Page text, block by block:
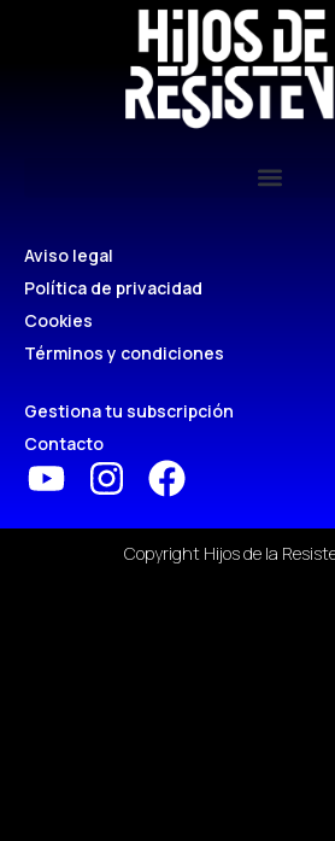
Aviso legal
Política de privacidad
Cookies
Términos y condiciones
Gestiona tu subscripción
Contacto
Copyright Hijos de la